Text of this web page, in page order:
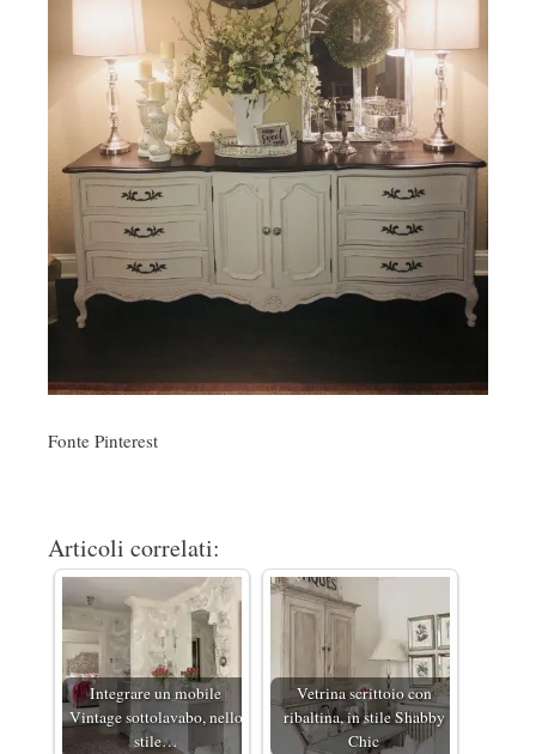
Fonte Pinterest
Articoli correlati:
Integrare un mobile
Vintage sottolavabo, nello
stile…
Vetrina scrittoio con
ribaltina, in stile Shabby
Chic